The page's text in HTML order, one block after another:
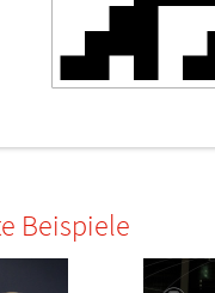
Beispiele